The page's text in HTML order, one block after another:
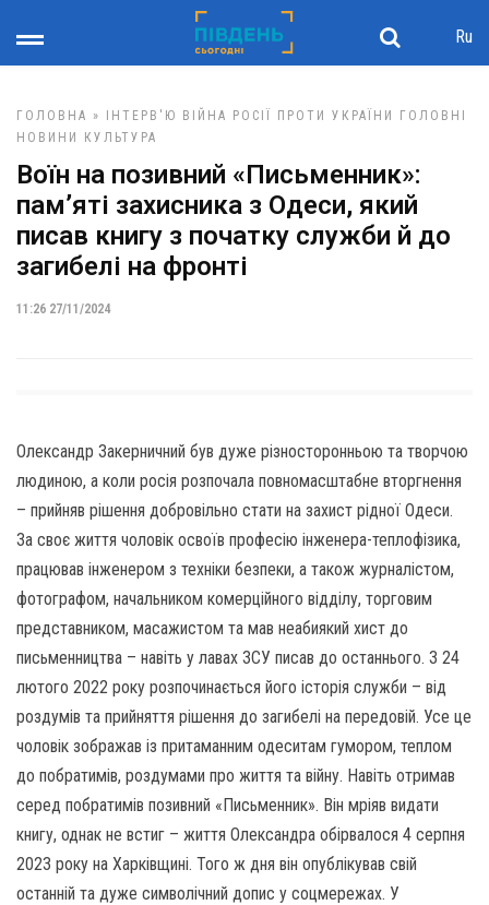
Ru
ГОЛОВНА » ІНТЕРВ'Ю ВІЙНА РОСІЇ ПРОТИ УКРАЇНИ
ГОЛОВНІ
НОВИНИ
КУЛЬТУРА
Воїн на позивний «Письменник»:
пам’яті захисника з Одеси, який
писав книгу з початку служби й до
загибелі на фронті
11:26 27/11/2024
Олександр Закерничний був дуже різносторонньою та творчою
людиною, а коли росія розпочала повномасштабне вторгнення
– прийняв рішення добровільно стати на захист рідної Одеси.
За своє життя чоловік освоїв професію інженера-теплофізика,
працював інженером з техніки безпеки, а також журналістом,
фотографом, начальником комерційного відділу, торговим
представником, масажистом та мав неабиякий хист до
письменництва – навіть у лавах ЗСУ писав до останнього. З 24
лютого 2022 року розпочинається його історія служби – від
роздумів та прийняття рішення до загибелі на передовій. Усе це
чоловік зображав із притаманним одеситам гумором, теплом
до побратимів, роздумами про життя та війну. Навіть отримав
серед побратимів позивний «Письменник». Він мріяв видати
книгу, однак не встиг – життя Олександра обірвалося 4 серпня
2023 року на Харківщині. Того ж дня він опублікував свій
останній та дуже символічний допис у соцмережах. У